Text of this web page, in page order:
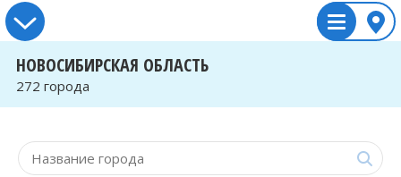
НОВОСИБИРСКАЯ ОБЛАСТЬ
272 города